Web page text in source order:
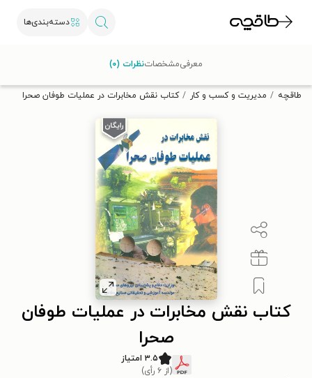
دسته‌بندی‌ها
تخفیف از طاقچه دریافت کن.
طاقچه مدیریت و کسب و کار کتاب نقش مخابرات در عملیات طوفان صحرا
کتاب نقش مخابرات در عملیات طوفان
صحرا
۳.۵ امتیاز
(از ۶ رأی)
معرفیمشخصاتنظرات (۰)